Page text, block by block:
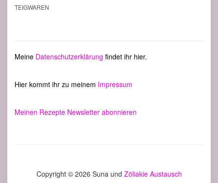
TEIGWAREN
Meine Datenschutzerklärung findet ihr hier.
Hier kommt ihr zu meinem Impressum
Meinen Rezepte Newsletter abonnieren
Copyright © 2026 Suna und Zöliakie Austausch